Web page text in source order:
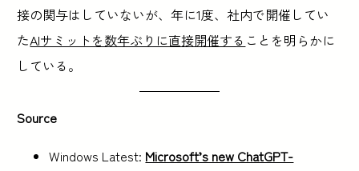
接の関与はしていないが、年に1度、社内で開催してい
たAIサミットを数年ぶりに直接開催する ことを明らかに
している。
Source
Windows Latest: Microsoft’s new ChatGPT-